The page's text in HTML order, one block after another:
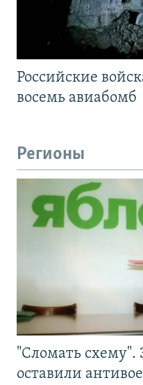
Российские
восемь авиабомб
Регионы
"Сломать схему".
оставили